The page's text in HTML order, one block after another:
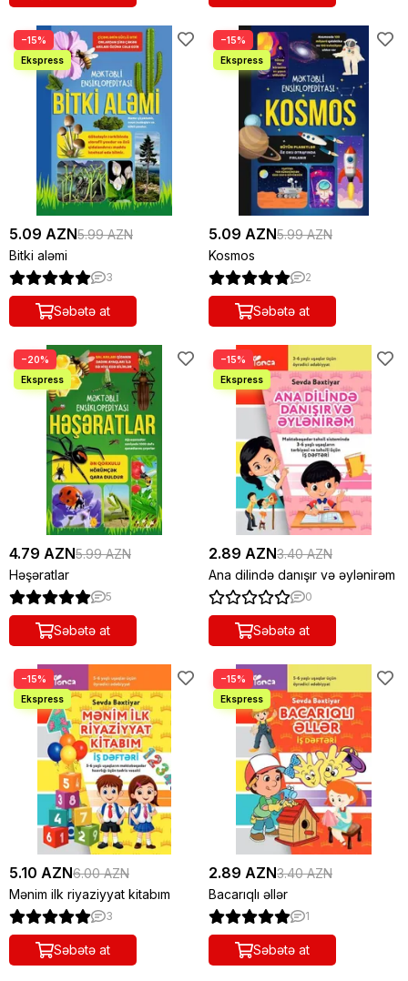
−15%
5.09 AZN5.99 AZN
Bitki aləmi
3
Səbətə at
−15%
5.09 AZN5.99 AZN
Kosmos
2
Səbətə at
−20%
4.79 AZN5.99 AZN
Həşəratlar
5
Səbətə at
−15%
2.89 AZN3.40 AZN
Ana dilində danışır və əylənirəm
0
Səbətə at
−15%
5.10 AZN6.00 AZN
Mənim ilk riyaziyyat kitabım
3
Səbətə at
−15%
2.89 AZN3.40 AZN
Bacarıqlı əllər
1
Səbətə at